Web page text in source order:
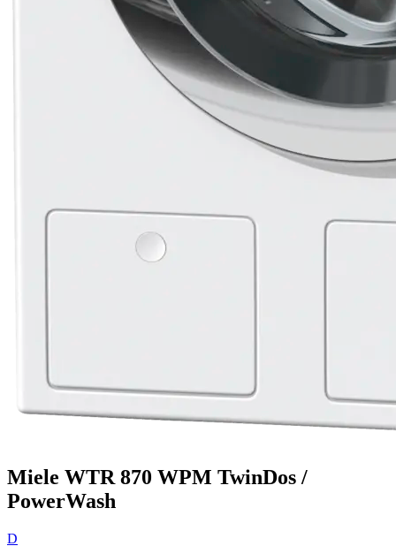
Miele WTR 870 WPM TwinDos /
PowerWash
D